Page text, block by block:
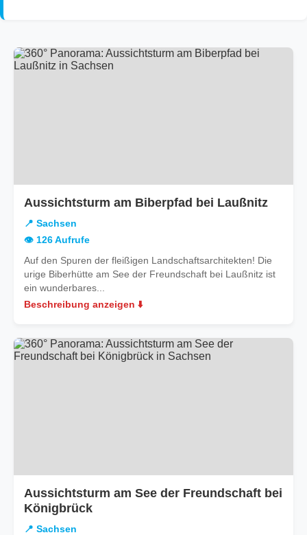
Aussichtsturm am Biberpfad bei Laußnitz
📍 Sachsen
👁️ 126 Aufrufe
Auf den Spuren der fleißigen Landschaftsarchitekten! Die
urige Biberhütte am See der Freundschaft bei Laußnitz ist
ein wunderbares...
Beschreibung anzeigen ⬇️
Aussichtsturm am See der Freundschaft bei
Königbrückin
📍 Sachsen